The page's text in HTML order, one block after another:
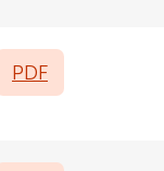
PDF